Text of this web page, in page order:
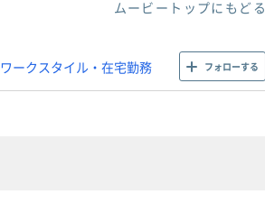
ムービートップにもどる
ワークスタイル・在宅勤務 フォローする